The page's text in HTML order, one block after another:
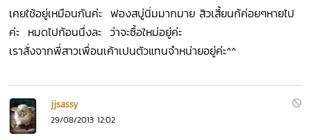
เคยใช้อยู่เหมือนกันค่ะ ฟองสบู่นิ่มมากมาย สิวเสี้ยนก้ค่อยๆหายไป
ค่ะ หมดไปก้อนนึ่งละ ว่าจะซื้อใหม่อยู่ค่ะ
เราสั่งจากพี่สาวเพื่อนเค้าเปนตัวแทนจำหน่ายอยู่ค่ะ^^
jjsassy
29/08/2013 12:02